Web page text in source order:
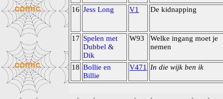
16 Jess Long V1 De kidnapping
17 Spelen met
Dubbel &
Dik
W93
Welke ingang moet je
nemen
18 Bollie en
Billie
V471 In die wijk ben ik